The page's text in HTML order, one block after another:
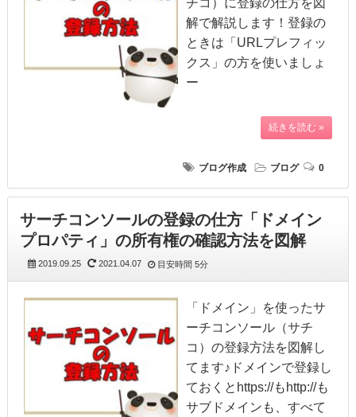
解で解説します！登録の
ときは「URLプレフィッ
クス」の方を使いましょ
ー
続きを読む »
ブログ作成 ブログ 0
サーチコンソールの登録の仕方「ドメイン
プロパティ」の所有権の確認方法を図解
2019.09.25 2021.04.07 目安時間 5分
「ドメイン」を使ったサ
ーチコンソール（サチ
コ）の登録方法を図解し
てます♪ドメインで登録し
ておくとhttps://もhttp://も
サブドメインも、すべて